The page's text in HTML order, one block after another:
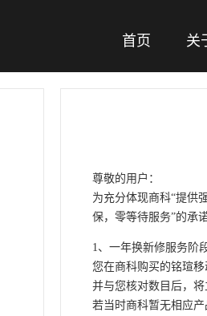
首页 关
尊敬的用户：
为充分体现商科“提供
保，零等待服务”的承
1、一年换新修服务阶
您在商科购买的铭瑄
并与您核对数目后，将
若当时商科暂无相应产